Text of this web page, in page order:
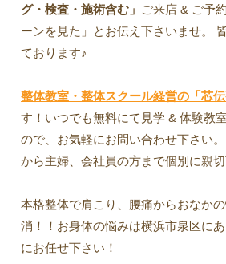
グ・検査・施術含む」 ご来店 & ご予
ーンを見た」とお伝え下さいませ。
ております♪
整体教室・整体スクール経営の「芯伝
す！いつでも無料にて見学 & 体験教
ので、お気軽にお問い合わせ下さい
から主婦、会社員の方まで個別に親
本格整体で肩こり、腰痛からおなか
消！！お身体の悩みは横浜市泉区にあ
にお任せ下さい！